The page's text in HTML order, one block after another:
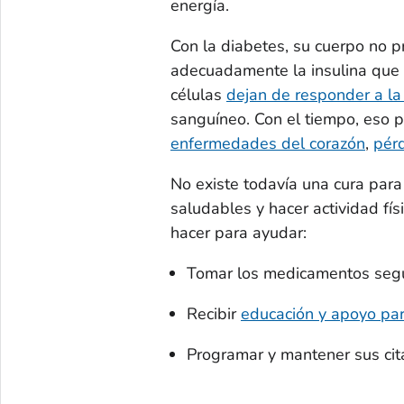
energía.
Con la diabetes, su cuerpo no
adecuadamente la insulina
células dejan de responder a
sanguíneo. Con el tiempo, eso
enfermedades del corazón,
No existe todavía una cura
saludables y hacer actividad
hacer para ayudar:
Tomar los medicamentos
Recibireducación y apoyo
Programar y mantener sus